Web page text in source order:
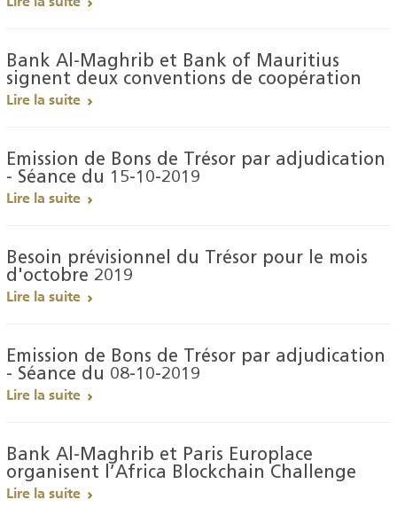
Bank Al-Maghrib et Bank of Mauritius
signent deux conventions de coopération
Lire la suite
Emission de Bons de Trésor par adjudication
- Séance du 15-10-2019
Lire la suite
Besoin prévisionnel du Trésor pour le mois
d'octobre 2019
Lire la suite
Emission de Bons de Trésor par adjudication
- Séance du 08-10-2019
Lire la suite
Bank Al-Maghrib et Paris Europlace
organisent l’Africa Blockchain Challenge
Lire la suite